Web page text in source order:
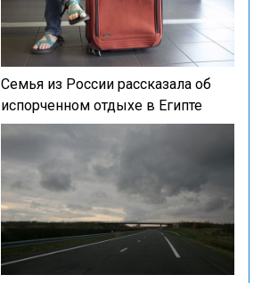
Семья из России рассказала об
испорченном отдыхе в Египте